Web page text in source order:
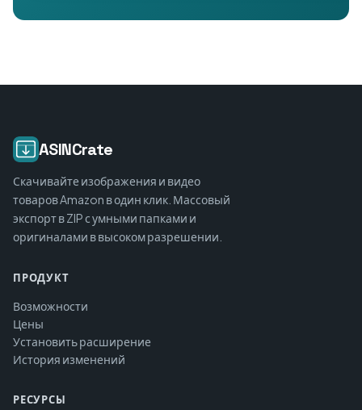
ASINCrate
Скачивайте изображения и видео
товаров Amazon в один клик. Массовый
экспорт в ZIP с умными папками и
оригиналами в высоком разрешении.
ПРОДУКТ
Возможности
Цены
Установить расширение
История изменений
РЕСУРСЫ